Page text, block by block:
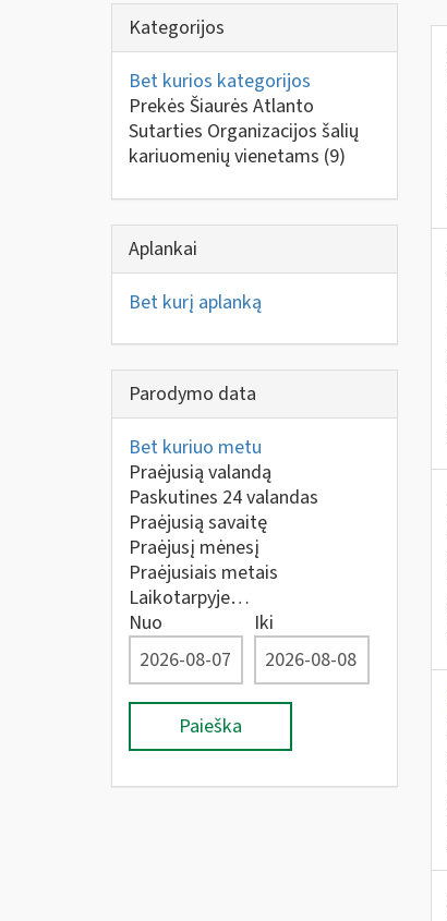
Kategorijos
Bet kurios kategorijos
Prekės Šiaurės Atlanto
Sutarties Organizacijos šalių
kariuomenių vienetams (9)
Aplankai
Bet kurį aplanką
Parodymo data
Bet kuriuo metu
Praėjusią valandą
Paskutines 24 valandas
Praėjusią savaitę
Praėjusį mėnesį
Praėjusiais metais
Laikotarpyje…
Nuo
Iki
Paieška